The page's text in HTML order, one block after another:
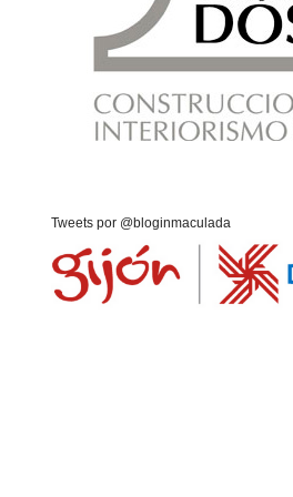
Tweets por @bloginmaculada